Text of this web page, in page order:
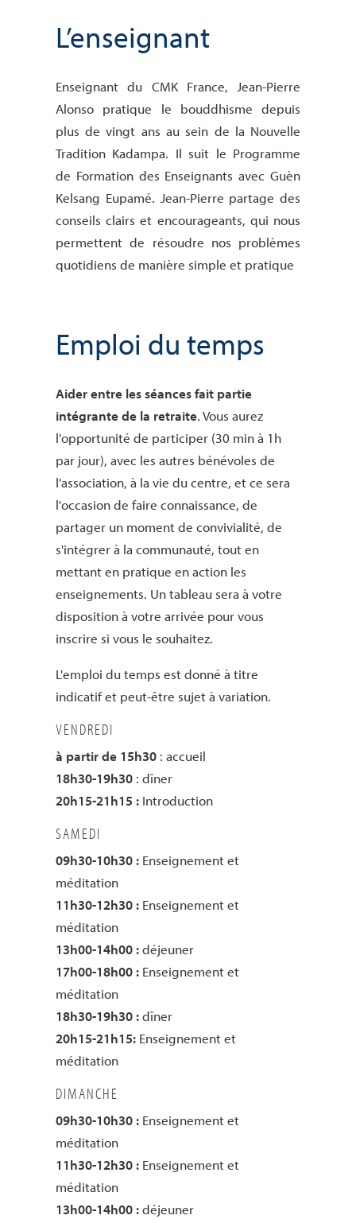
L’enseignant
Enseignant du CMK France, Jean-Pierre
Alonso pratique le bouddhisme depuis
plus de vingt ans au sein de la Nouvelle
Tradition Kadampa. Il suit le Programme
de Formation des Enseignants avec Guèn
Kelsang Eupamé. Jean-Pierre partage des
conseils clairs et encourageants, qui nous
permettent de résoudre nos problèmes
quotidiens de manière simple et pratique
Emploi du temps
Aider entre les séances fait partie
intégrante de la retraite. Vous aurez
l'opportunité de participer (30 min à 1h
par jour), avec les autres bénévoles de
l'association, à la vie du centre, et ce sera
l'occasion de faire connaissance, de
partager un moment de convivialité, de
s'intégrer à la communauté, tout en
mettant en pratique en action les
enseignements. Un tableau sera à votre
disposition à votre arrivée pour vous
inscrire si vous le souhaitez.
L'emploi du temps est donné à titre
indicatif et peut-être sujet à variation.
VENDREDI
à partir de 15h30: accueil
18h30-19h30: dîner
20h15-21h15 :Introduction
SAMEDI
09h30-10h30 :Enseignement et
méditation
11h30-12h30 :Enseignement et
méditation
13h00-14h00 :déjeuner
17h00-18h00 :Enseignement et
méditation
18h30-19h30 :dîner
20h15-21h15:Enseignement et
méditation
DIMANCHE
09h30-10h30 :Enseignement et
méditation
11h30-12h30 :Enseignement et
méditation
13h00-14h00 :déjeuner